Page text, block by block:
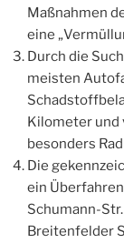
Maßnahmen
eine
Durch die
meisten
Kilometer und
besonders
Die
ein
Schumann-
Breitenfelder